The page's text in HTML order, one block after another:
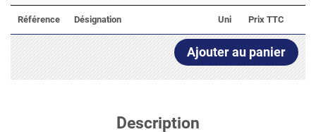
Référence Désignation Uni Prix TTC
Ajouter au panier
Description